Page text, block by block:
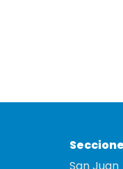
San Juan